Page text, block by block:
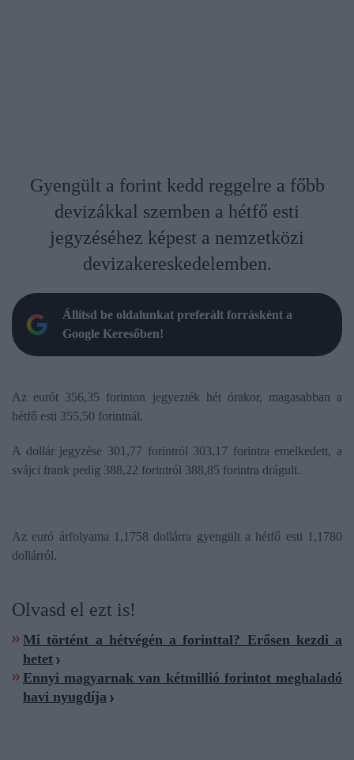
Gyengült a forint kedd reggelre a főbb
devizákkal szemben a hétfő esti
jegyzéséhez képest a nemzetközi
devizakereskedelemben.
Állítsd be oldalunkat preferált forrásként a
Google Keresőben!
Az eurót 356,35 forinton jegyezték hét órakor, magasabban a
hétfő esti 355,50 forintnál.
A dollár jegyzése 301,77 forintról 303,17 forintra emelkedett, a
svájci frank pedig 388,22 forintról 388,85 forintra drágult.
Az euró árfolyama 1,1758 dollárra gyengült a hétfő esti 1,1780
dollárról.
Olvasd el ezt is!
Mi történt a hétvégén a forinttal? Erősen kezdi a
hetet
Ennyi magyarnak van kétmillió forintot meghaladó
havi nyugdíja